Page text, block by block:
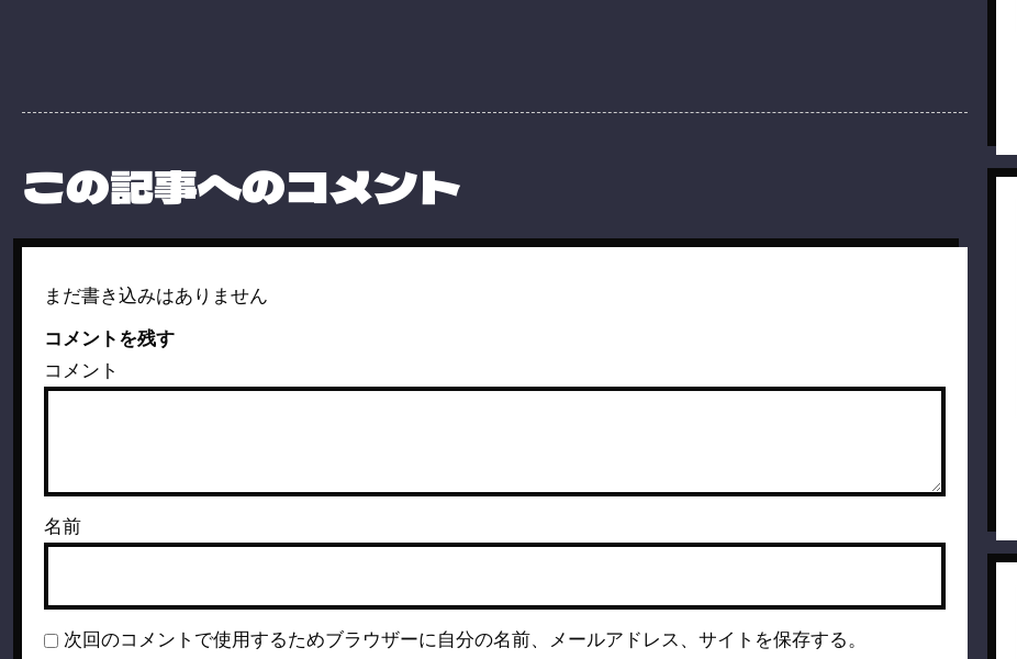
この記事へのコメント
まだ書き込みはありません
コメントを残す
コメント
名前
次回のコメントで使用するためブラウザーに自分の名前、メールアドレス、サイトを保存する。